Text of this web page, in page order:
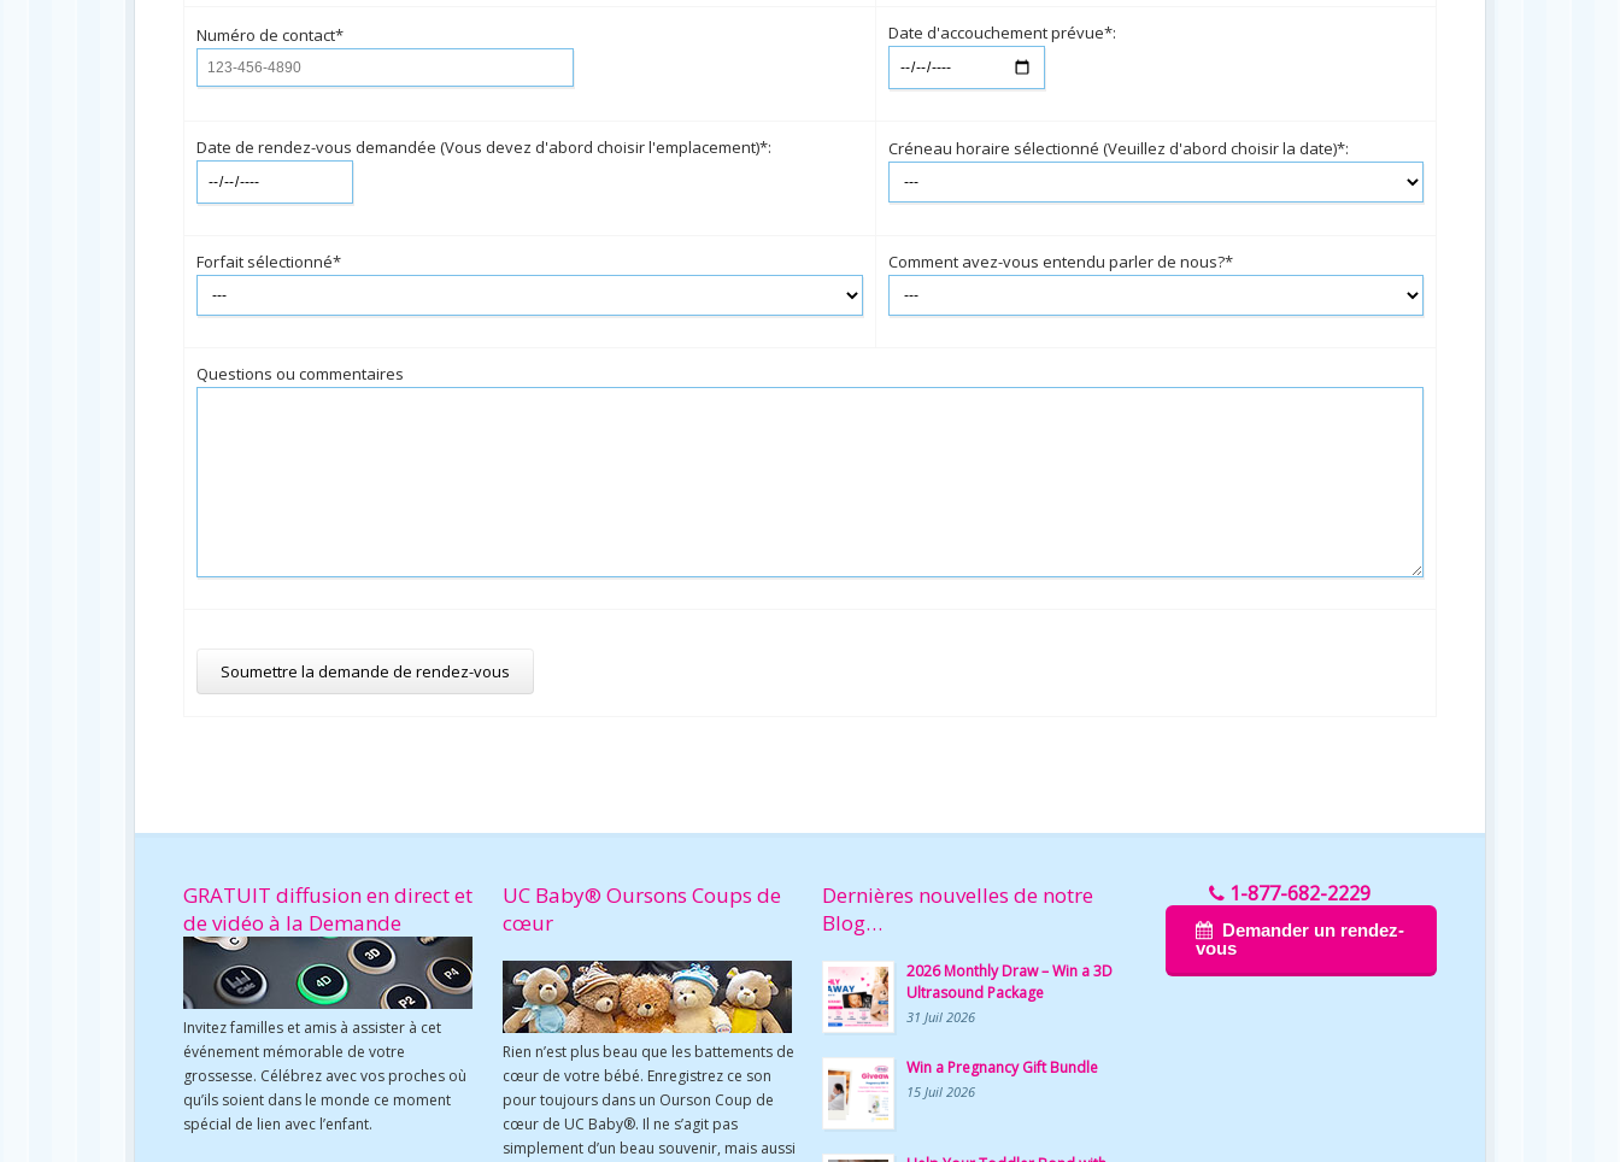
Numéro de contact* Date d'accouchement prévue*:
Date de rendez-vous demandée (Vous devez d'abord choisir l'emplacement)*: Créneau horaire sélectionné (Veuillez d'abord choisir la date)*:
Forfait sélectionné* Comment avez-vous entendu parler de nous?*
Questions ou commentaires
GRATUIT diffusion en direct et
de vidéo à la Demande
Invitez familles et amis à assister à cet
événement mémorable de votre
grossesse. Célébrez avec vos proches où
qu’ils soient dans le monde ce moment
spécial de lien avec l’enfant.
UC Baby® Oursons Coups de
cœur
Rien n’est plus beau que les battements de
cœur de votre bébé. Enregistrez ce son
pour toujours dans un Ourson Coup de
cœur de UC Baby®. Il ne s’agit pas
simplement d’un beau souvenir, mais aussi
Dernières nouvelles de notre
Blog…
2026 Monthly Draw – Win a 3D
Ultrasound Package
31 Juil 2026
Win a Pregnancy Gift Bundle
15 Juil 2026
1-877-682-2229
Demander un rendez-
vous